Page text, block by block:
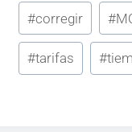
la
entrada:
#corregir #
#tarifas #